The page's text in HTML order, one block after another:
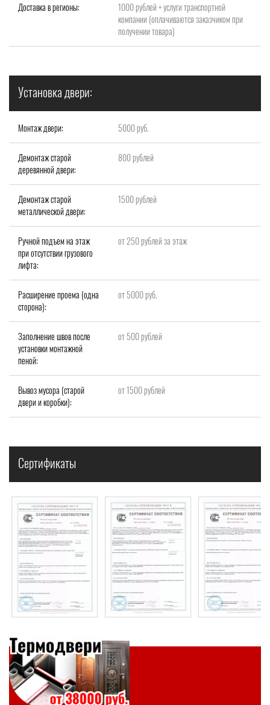
Доставка в регионы:
1000 рублей + услуги транспортной
компании (оплачиваются заказчиком при
получении товара)
Установка двери:
Монтаж двери: 5000 руб.
Демонтаж старой
деревянной двери:
800 рублей
Демонтаж старой
металлической двери:
1500 рублей
Ручной подъем на этаж
при отсутствии грузового
лифта:
от 250 рублей за этаж
Расширение проема (одна
сторона):
от 5000 руб.
Заполнение швов после
установки монтажной
пеной:
от 500 рублей
Вывоз мусора (старой
двери и коробки):
от 1500 рублей
Сертификаты